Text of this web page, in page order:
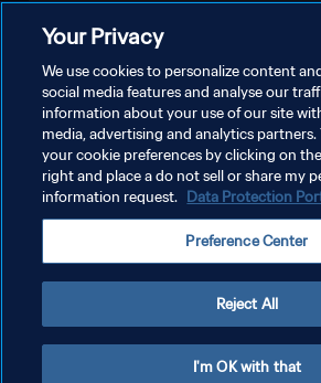
POLÍTICA DE PRIVACIDAD
AJUSTAR LA CONFIGURACIÓN DE LAS
Copyright © 1994 - 2026 FIFA. Todos los derechos
Your Privacy
We use cookies to personalize content
social media features and analyse our
information about your use of our site
media, advertising and analytics partners.
your cookie preferences by clicking on
right and place a do not sell or share my
information request. Data Protection
Preference Center
Reject All
I'm OK with that